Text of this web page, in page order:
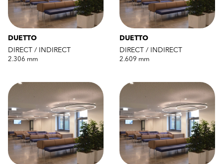
DUETTO
DIRECT / INDIRECT
2.306 mm
DUETTO
DIRECT / INDIRECT
2.609 mm